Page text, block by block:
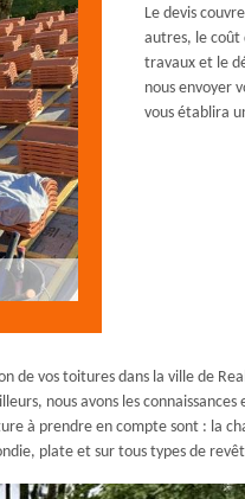
Le devis
autres, le coût
travaux et le
nous envoyer
vous établira
de vos toitures dans la ville de
nous avons les
à prendre en compte sont : la
plate et sur tous types de